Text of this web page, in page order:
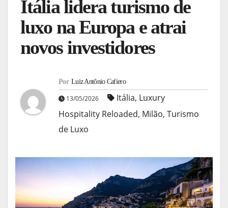
Itália lidera turismo de
luxo na Europa e atrai
novos investidores
Por Luiz Antônio Cafiero
13/05/2026 Itália, Luxury
Hospitality Reloaded, Milão, Turismo
de Luxo